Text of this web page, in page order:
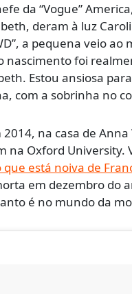
da “Vogue”
deram à luz
a pequena veio
nascimento foi
Estou ansiosa
com a sobrinha no
na casa de
na Oxford
está noiva de
em dezembro do
é no mundo da